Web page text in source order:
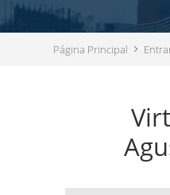
Página Principal